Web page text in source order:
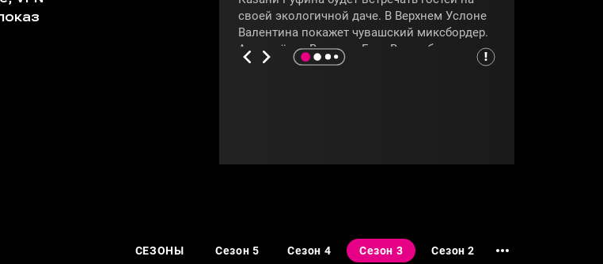
своей экологичной даче. В Верхнем Услоне
Валентина покажет чувашский миксбордер.
А в посёлке Высокая Гора Влада будет
удивлять татарским провансом. Огороды и
СЕЗОНЫ Сезон 5 Сезон 4 Сезон 3 Сезон 2